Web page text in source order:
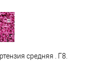
средняя . Г8.